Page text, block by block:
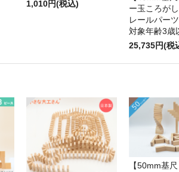
1,010円(税込)
ー玉ころが
レールパー
対象年齢3歳
25,735円(税
【50mm基